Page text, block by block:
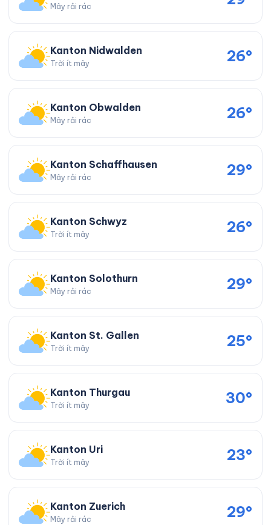
Mây rải rác
Kanton Nidwalden
Trời ít mây 26°
Kanton Obwalden
Mây rải rác 26°
Kanton Schaffhausen
Mây rải rác 29°
Kanton Schwyz
Trời ít mây 26°
Kanton Solothurn
Mây rải rác 29°
Kanton St. Gallen
Trời ít mây 25°
Kanton Thurgau
Trời ít mây 30°
Kanton Uri
Trời ít mây 23°
Kanton Zuerich
Mây rải rác 29°